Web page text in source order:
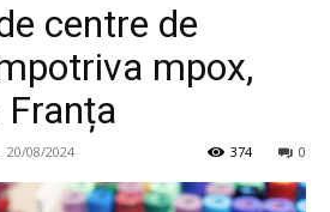
centre de
mpox,
20/08/2024 0
374